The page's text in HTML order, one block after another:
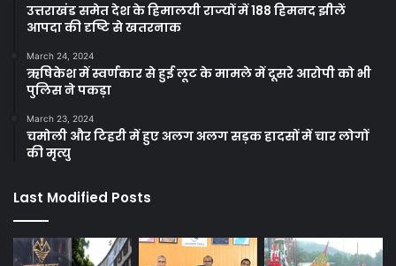
उत्तराखंड समेत देश के हिमालयी राज्यों में 188 हिमनद झीलें
आपदा की दृष्टि से खतरनाक
March 24, 2024
ऋषिकेश में स्वर्णकार से हुई लूट के मामले में दूसरे आरोपी को भी
पुलिस ने पकड़ा
March 23, 2024
चमोली और टिहरी में हुए अलग अलग सड़क हादसों में चार लोगों
की मृत्यु
Last Modified Posts